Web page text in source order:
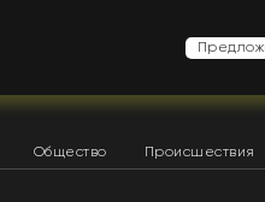
Общество Происшествия